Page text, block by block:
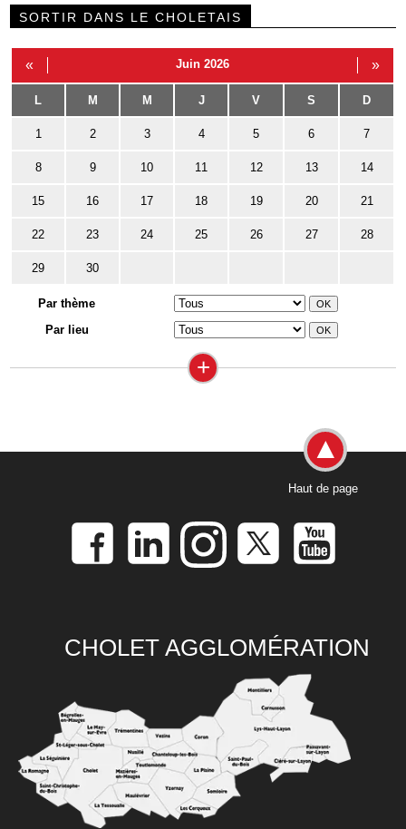
SORTIR DANS LE CHOLETAIS
« Juin 2026 »
L M M J V S D
1 2 3 4 5 6 7
8 9 10 11 12 13 14
15 16 17 18 19 20 21
22 23 24 25 26 27 28
29 30
Par thème
Par lieu
+
Haut de page
CHOLET AGGLOMÉRATION